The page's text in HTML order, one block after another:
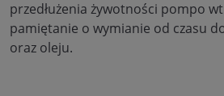
przedłużenia żywotności pompo
pamiętanie o wymianie od czasu
oraz oleju.